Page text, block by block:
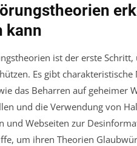
kann
ist der erste
Es gibt charakteristische
das Beharren auf geheimer
und die Verwendung von
und Webseiten zur
um ihren Theorien